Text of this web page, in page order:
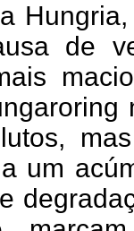
de
um